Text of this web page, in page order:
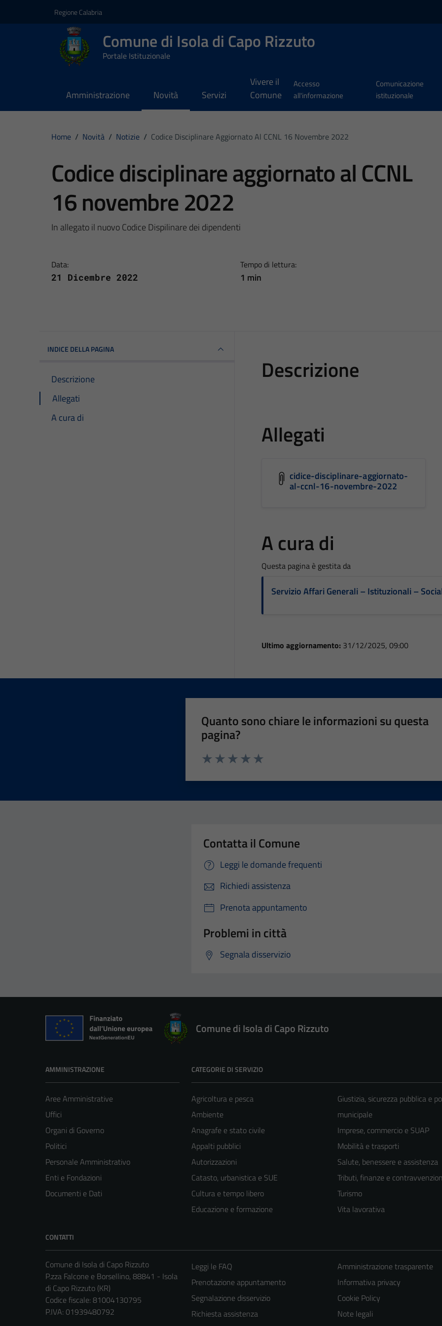
Regione Calabria
Comune di Isola di Capo Rizzuto
Portale Istituzionale
Amministrazione Novità Servizi
Vivere il
Comune
Accesso
all'informazione
Comunicazione
istituzionale
Home / Novità / Notizie / Codice Disciplinare Aggiornato Al CCNL 16 Novembre 2022
Codice disciplinare aggiornato al CCNL
16 novembre 2022
In allegato il nuovo Codice Dispilinare dei dipendenti
Data:
21 Dicembre 2022
Tempo di lettura:
1 min
INDICE DELLA PAGINA
Descrizione
Allegati
A cura di
Descrizione
Allegati
cidice-disciplinare-aggiornato-
al-ccnl-16-novembre-2022
A cura di
Questa pagina è gestita da
Servizio Affari Generali – Istituzionali –
Ultimo aggiornamento: 31/12/2025, 09:00
Quanto sono chiare le informazioni su questa
pagina?
Contatta il Comune
Leggi le domande frequenti
Richiedi assistenza
Prenota appuntamento
Problemi in città
Segnala disservizio
Comune di Isola di Capo Rizzuto
AMMINISTRAZIONE
Aree Amministrative
Uffici
Organi di Governo
Politici
Personale Amministrativo
Enti e Fondazioni
Documenti e Dati
CATEGORIE DI SERVIZIO
Agricoltura e pesca
Ambiente
Anagrafe e stato civile
Appalti pubblici
Autorizzazioni
Catasto, urbanistica e SUE
Cultura e tempo libero
Educazione e formazione
Giustizia, sicurezza pubblica e
municipale
Imprese, commercio e SUAP
Mobilità e trasporti
Salute, benessere e assistenza
Tributi, finanze e
Turismo
Vita lavorativa
CONTATTI
Comune di Isola di Capo Rizzuto
P.zza Falcone e Borsellino, 88841 - Isola
di Capo Rizzuto (KR)
Codice fiscale: 81004130795
P.IVA: 01939480792
Leggi le FAQ
Prenotazione appuntamento
Segnalazione disservizio
Richiesta assistenza
Amministrazione trasparente
Informativa privacy
Cookie Policy
Note legali